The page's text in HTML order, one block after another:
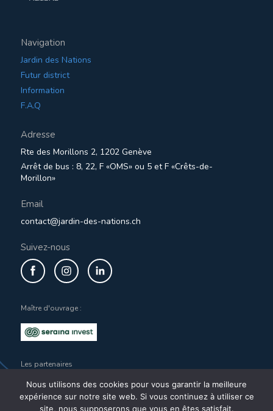
Navigation
Jardin des Nations
Futur district
Information
F.A.Q
Adresse
Rte des Morillons 2, 1202 Genève
Arrêt de bus : 8, 22, F «OMS» ou 5 et F «Crêts-de-
Morillon»
Email
contact@jardin-des-nations.ch
Suivez-nous
Maître d'ouvrage :
Les partenaires
Nous utilisons des cookies pour vous garantir la meilleure
expérience sur notre site web. Si vous continuez à utiliser ce
site, nous supposerons que vous en êtes satisfait.